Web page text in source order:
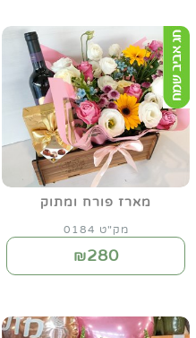
מארז פורח ומתוק
מק"ט 0184
₪280